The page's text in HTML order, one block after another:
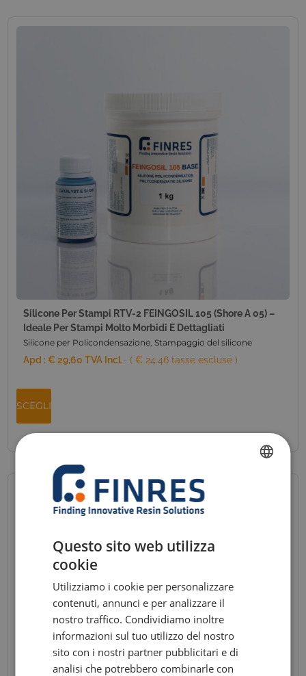
Silicone Per Stampi RTV-2 FEINGOSIL 105 (Shore A 05) –
Ideale Per Stampi Molto Morbidi E Dettagliati
Silicone per Policondensazione, Stampaggio del silicone
Apd :€ 29,60 TVA Incl.- ( € 24.46 tasse escluse )
SCEGLI
Questo sito web utilizza
cookie
Utilizziamo i cookie per personalizzare
contenuti, annunci e per analizzare il
nostro traffico. Condividiamo inoltre
informazioni sul tuo utilizzo del nostro
sito con i nostri partner pubblicitari e di
analisi che potrebbero combinarle con